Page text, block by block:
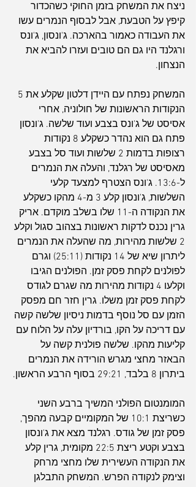
ניצח את המשחק בזמן החוקי כשהכדור
קיפץ על הטבעת, אבל לבסוף הנמרים עשו
את העבודה כאמור בהארכה. ג'ונסון, ג'ונס
ורגלנד היו גם הם טובים ועזרו להביא את
הנצחון.
הנקודות הראשונות של חולוניה, אחרי
אסיסט של ג'ונס בצבע ועוד שלשה. ג'ונסון
פתח גם הוא נהדר כשקלע 8 נקודות
רצופות בדמות 2 שלשות ועוד סל בצבע
מאסיסט של רגלנד, והעלה את הנמרים
ל-13:6. ג'ונס הצטרף למצעד קלעי
השלשות, ג'ונסון קלע 3 מ-4 מהקו כשקלע
את הנקודה ה-11 שלו בשלב מוקדם. אריק
גרין נכנס לדקות ראשונות בצהוב סגול וקלע
2 שלשות מהירות, מה שהעלה את הנמרים
ליתרון שיא של 14 נקודות (25:11) וגרם
לפולנים לקחת פסק זמן. הפולנים הגיבו
וקלעו 4 נקודות מהירות מה שגרם לגודס
לקחת פסק זמן משלו. גרין חזר חם מפסק
הזמן עם סל נוסף בדמות ניסיון שלשה קשה
עם דריכה על הקו, בורדיון עלה על הלוח עם
קליעות מהקו. שלשה פולנית קשה על
הבאזר מחצי מגרש הורידה את הנמרים
ביתרון 8 בלבד, 29:21 בסוף הרבע הראשון.
המומנטום הפולני המשיך ברבע השני
כשריצת 10:1 של המקומיים קבעה מהפך,
פסק זמן של גודס. רגלנד מצא את ג'ונסון
בצבע וקטע ריצת 22:5 מקומית, גרין קלע
את הנקודה העשירית שלו מחצי מרחק
וצימק לנקודה הפרש. המשחק התבלגן